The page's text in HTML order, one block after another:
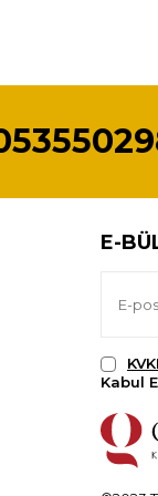
E-
Kabul